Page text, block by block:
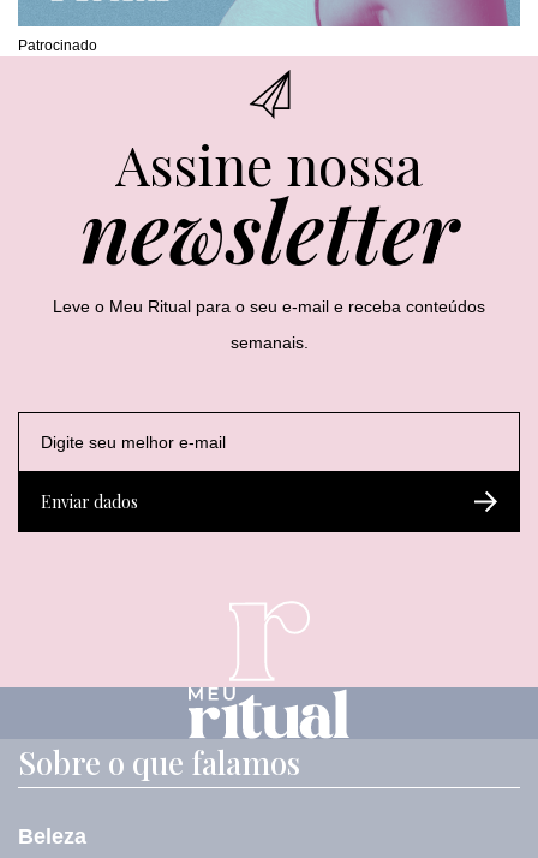
Patrocinado
Assine nossa
newsletter
Leve o Meu Ritual para o seu e-mail e receba conteúdos
semanais.
m
l
m
l
m
l
m
l
Enviar dados
Sobre o que falamos
Beleza